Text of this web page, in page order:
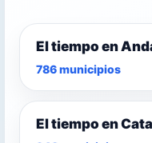
El tiempo en
786 municipios
El tiempo en